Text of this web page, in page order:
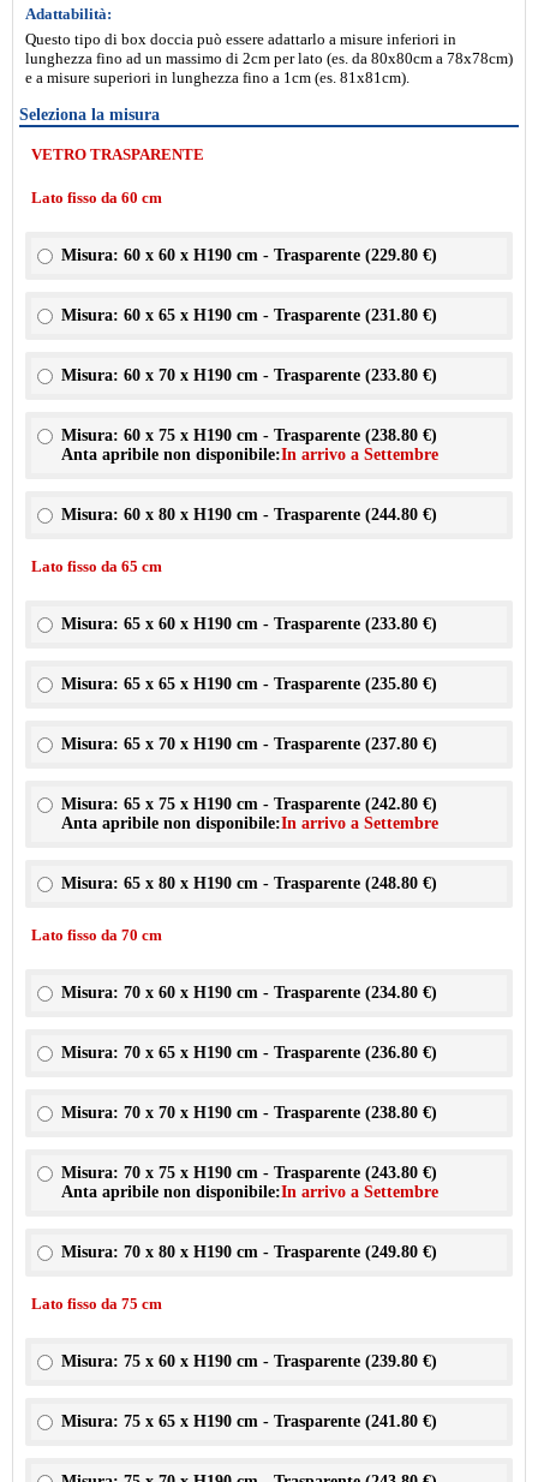
Adattabilità:
Questo tipo di box doccia può essere adattarlo a misure inferiori in
lunghezza fino ad un massimo di 2cm per lato (es. da 80x80cm a 78x78cm)
e a misure superiori in lunghezza fino a 1cm (es. 81x81cm).
Seleziona la misura
VETRO TRASPARENTE
Lato fisso da 60 cm
Misura: 60 x 60 x H190 cm - Trasparente (229.80 €)
Misura: 60 x 65 x H190 cm - Trasparente (231.80 €)
Misura: 60 x 70 x H190 cm - Trasparente (233.80 €)
Misura: 60 x 75 x H190 cm - Trasparente (238.80 €)
Anta apribile non disponibile:In arrivo a Settembre
Misura: 60 x 80 x H190 cm - Trasparente (244.80 €)
Lato fisso da 65 cm
Misura: 65 x 60 x H190 cm - Trasparente (233.80 €)
Misura: 65 x 65 x H190 cm - Trasparente (235.80 €)
Misura: 65 x 70 x H190 cm - Trasparente (237.80 €)
Misura: 65 x 75 x H190 cm - Trasparente (242.80 €)
Anta apribile non disponibile:In arrivo a Settembre
Misura: 65 x 80 x H190 cm - Trasparente (248.80 €)
Lato fisso da 70 cm
Misura: 70 x 60 x H190 cm - Trasparente (234.80 €)
Misura: 70 x 65 x H190 cm - Trasparente (236.80 €)
Misura: 70 x 70 x H190 cm - Trasparente (238.80 €)
Misura: 70 x 75 x H190 cm - Trasparente (243.80 €)
Anta apribile non disponibile:In arrivo a Settembre
Misura: 70 x 80 x H190 cm - Trasparente (249.80 €)
Lato fisso da 75 cm
Misura: 75 x 60 x H190 cm - Trasparente (239.80 €)
Misura: 75 x 65 x H190 cm - Trasparente (241.80 €)